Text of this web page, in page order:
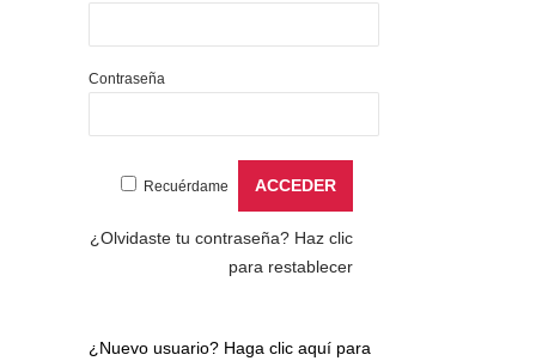
Contraseña
Recuérdame
¿Olvidaste tu contraseña? Haz clic
para restablecer
¿Nuevo usuario? Haga clic aquí para